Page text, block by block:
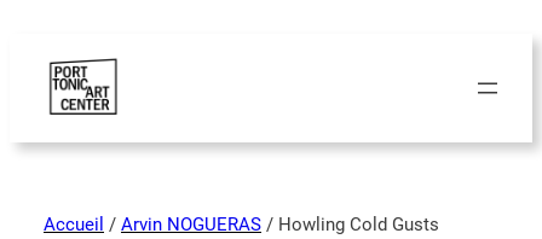
Accueil / Arvin NOGUERAS / Howling Cold Gusts